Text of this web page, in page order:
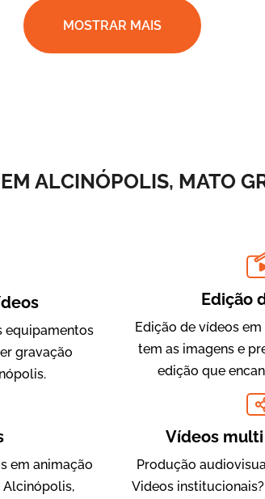
Evolucional
Vídeos para Treinamentos
MOSTRAR MAIS
ALCINÓPOLIS, MATO
equipamentos
gravação
Edição
Edição de vídeos
tem as imagens e
edição que
em animação
Alcinópolis,
Vídeos
Produção
Videos